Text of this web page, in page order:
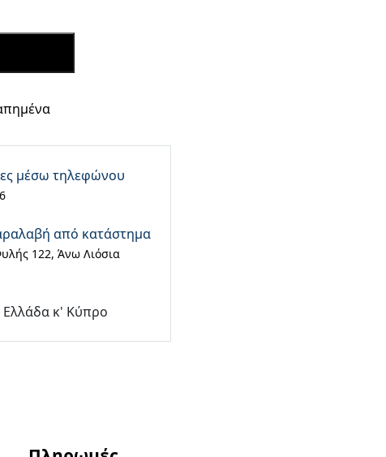
μέσω τηλεφώνου
από κατάστημα
122, Άνω Λιόσια
Ελλάδα κ' Κύπρο